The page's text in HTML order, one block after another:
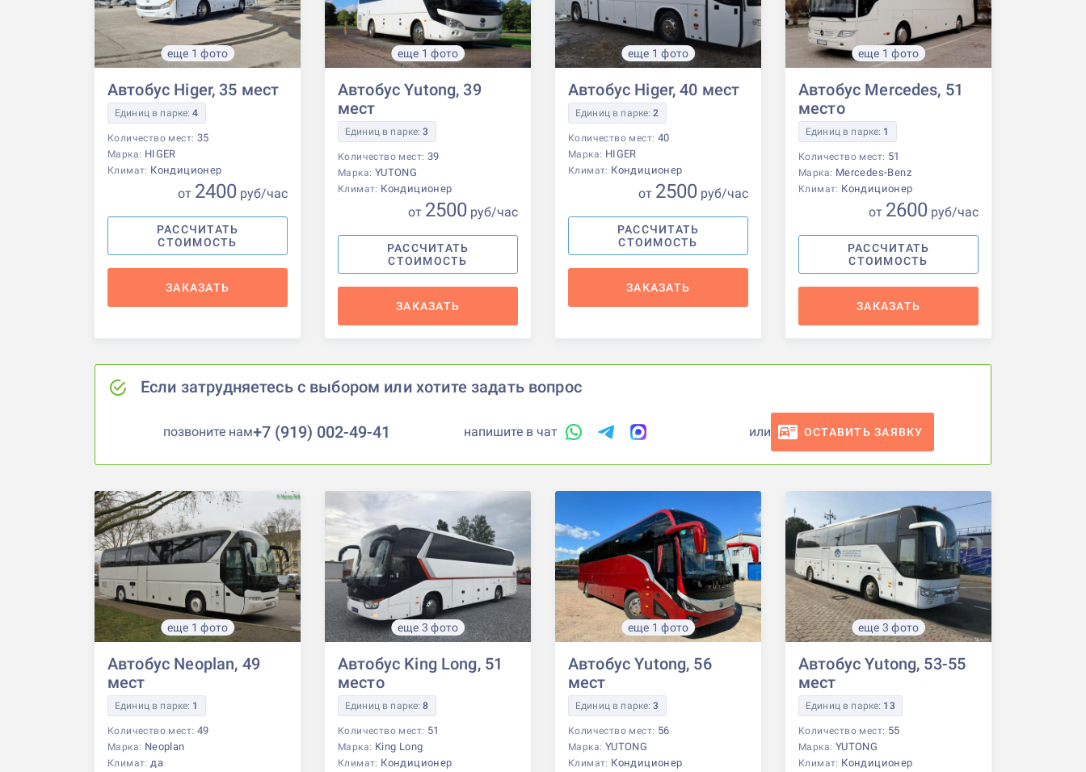
еще 1 фото
Автобус Higer, 35 мест
Единиц в парке:4
Количество мест: 35
Марка: HIGER
Климат: Кондиционер
от 2400 руб/час
РАССЧИТАТЬ
СТОИМОСТЬ
ЗАКАЗАТЬ
еще 1 фото
Автобус Yutong, 39
мест
Единиц в парке:3
Количество мест: 39
Марка: YUTONG
Климат: Кондиционер
от 2500 руб/час
РАССЧИТАТЬ
СТОИМОСТЬ
ЗАКАЗАТЬ
еще 1 фото
Автобус Higer, 40 мест
Единиц в парке:2
Количество мест: 40
Марка: HIGER
Климат: Кондиционер
от 2500 руб/час
РАССЧИТАТЬ
СТОИМОСТЬ
ЗАКАЗАТЬ
еще 1 фото
Автобус Mercedes, 51
место
Единиц в парке: 1
Количество мест: 51
Марка: Mercedes-Benz
Климат: Кондиционер
от 2600 руб/час
РАССЧИТАТЬ
СТОИМОСТЬ
ЗАКАЗАТЬ
Если затрудняетесь с выбором или хотите задать вопрос
позвоните нам+7 (919) 002-49-41 напишите в чат или ОСТАВИТЬ ЗАЯВКУ
еще 1 фото
Автобус Neoplan, 49
мест
Единиц в парке: 1
Количество мест: 49
Марка: Neoplan
Климат:да
еще 3 фото
Автобус King Long, 51
место
Единиц в парке:8
Количество мест: 51
Марка: King Long
Климат: Кондиционер
еще 1 фото
Автобус Yutong, 56
мест
Единиц в парке:3
Количество мест: 56
Марка: YUTONG
Климат: Кондиционер
еще 3 фото
Автобус Yutong, 53-55
мест
Единиц в парке: 13
Количество мест: 55
Марка: YUTONG
Климат: Кондиционер